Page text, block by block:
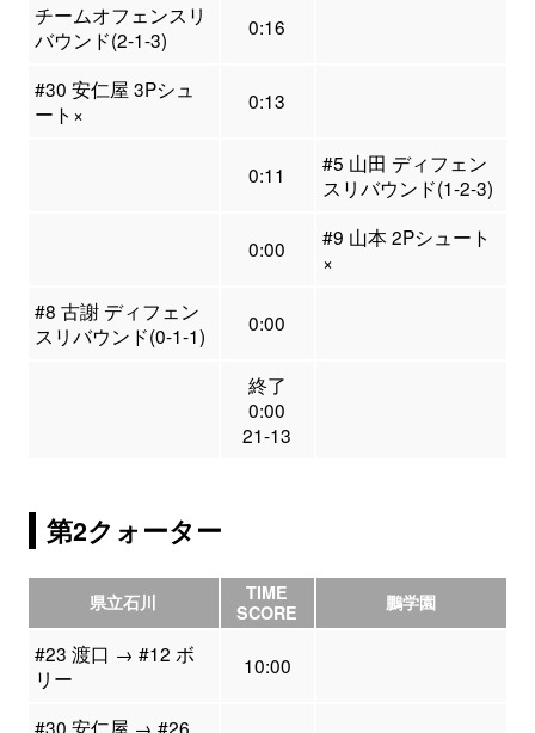
チームオフェンスリ
バウンド(2-1-3)
0:16
#30 安仁屋 3Pシュ
ート×
0:13
0:11
#5 山田 ディフェン
スリバウンド(1-2-3)
0:00
#9 山本 2Pシュート
×
#8 古謝 ディフェン
スリバウンド(0-1-1)
0:00
終了
0:00
21-13
第2クォーター
県立石川
TIME
SCORE
鵬学園
#23 渡口 → #12 ボ
リー
10:00
#30 安仁屋 → #26